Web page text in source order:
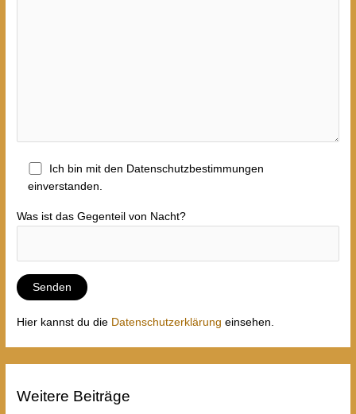
Ich bin mit den Datenschutzbestimmungen
einverstanden.
Was ist das Gegenteil von Nacht?
Hier kannst du die Datenschutzerklärung einsehen.
Weitere Beiträge